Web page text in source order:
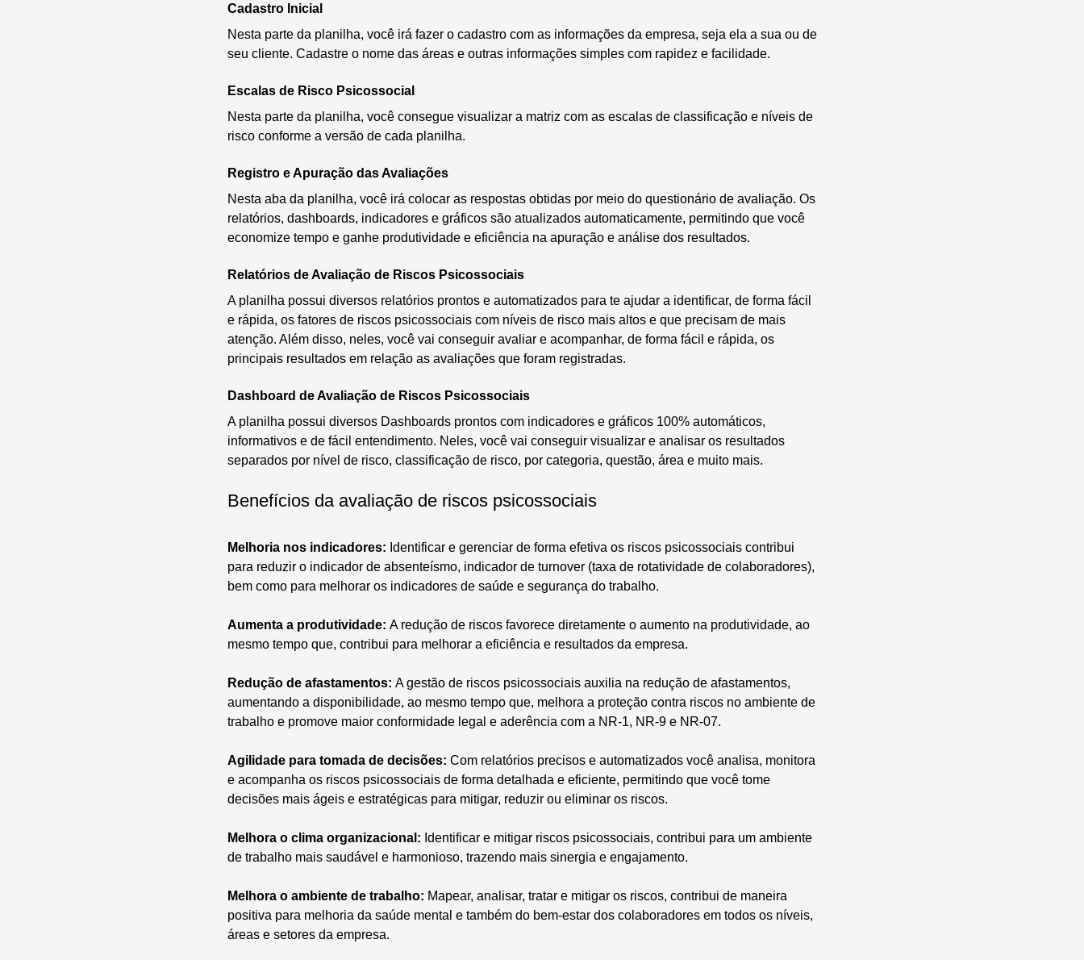
Cadastro Inicial
Nesta parte da planilha, você irá fazer o cadastro com as informações da empresa, seja ela a sua ou de
seu cliente. Cadastre o nome das áreas e outras informações simples com rapidez e facilidade.
Escalas de Risco Psicossocial
Nesta parte da planilha, você consegue visualizar a matriz com as escalas de classificação e níveis de
risco conforme a versão de cada planilha.
Registro e Apuração das Avaliações
Nesta aba da planilha, você irá colocar as respostas obtidas por meio do questionário de avaliação. Os
relatórios, dashboards, indicadores e gráficos são atualizados automaticamente, permitindo que você
economize tempo e ganhe produtividade e eficiência na apuração e análise dos resultados.
Relatórios de Avaliação de Riscos Psicossociais
A planilha possui diversos relatórios prontos e automatizados para te ajudar a identificar, de forma fácil
e rápida, os fatores de riscos psicossociais com níveis de risco mais altos e que precisam de mais
atenção. Além disso, neles, você vai conseguir avaliar e acompanhar, de forma fácil e rápida, os
principais resultados em relação as avaliações que foram registradas.
Dashboard de Avaliação de Riscos Psicossociais
A planilha possui diversos Dashboards prontos com indicadores e gráficos 100% automáticos,
informativos e de fácil entendimento. Neles, você vai conseguir visualizar e analisar os resultados
separados por nível de risco, classificação de risco, por categoria, questão, área e muito mais.
Benefícios da avaliação de riscos psicossociais
Melhoria nos indicadores: Identificar e gerenciar de forma efetiva os riscos psicossociais contribui
para reduzir o indicador de absenteísmo, indicador de turnover (taxa de rotatividade de colaboradores),
bem como para melhorar os indicadores de saúde e segurança do trabalho.
Aumenta a produtividade: A redução de riscos favorece diretamente o aumento na produtividade, ao
mesmo tempo que, contribui para melhorar a eficiência e resultados da empresa.
Redução de afastamentos: A gestão de riscos psicossociais auxilia na redução de afastamentos,
aumentando a disponibilidade, ao mesmo tempo que, melhora a proteção contra riscos no ambiente de
trabalho e promove maior conformidade legal e aderência com a NR-1, NR-9 e NR-07.
Agilidade para tomada de decisões: Com relatórios precisos e automatizados você analisa, monitora
e acompanha os riscos psicossociais de forma detalhada e eficiente, permitindo que você tome
decisões mais ágeis e estratégicas para mitigar, reduzir ou eliminar os riscos.
Melhora o clima organizacional: Identificar e mitigar riscos psicossociais, contribui para um ambiente
de trabalho mais saudável e harmonioso, trazendo mais sinergia e engajamento.
Melhora o ambiente de trabalho: Mapear, analisar, tratar e mitigar os riscos, contribui de maneira
positiva para melhoria da saúde mental e também do bem-estar dos colaboradores em todos os níveis,
áreas e setores da empresa.